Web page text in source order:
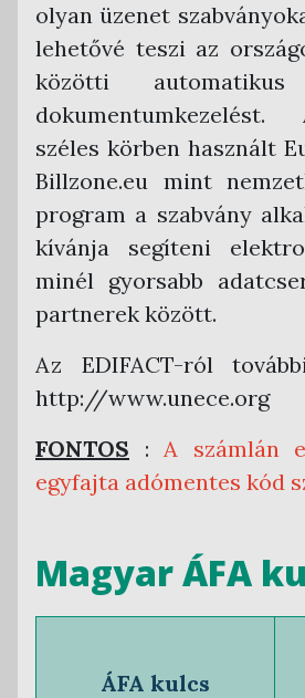
olyan üzenet
lehetővé teszi az
közötti automatikus
széles körben használt
Billzone.eu mint
program a szabvány
kívánja segíteni
minél gyorsabb
partnerek között.
Az EDIFACT-ról
http://www.unece.org
FONTOS
:A számlán
egyfajta adómentes kód
Magyar ÁFA
ÁFA kulcs